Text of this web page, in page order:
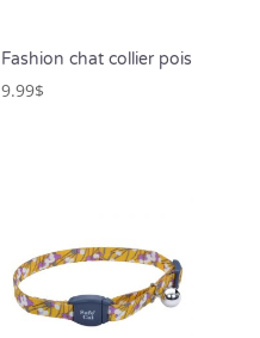
Fashion chat collier pois
9.99$